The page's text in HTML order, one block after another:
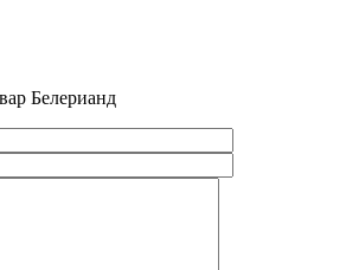
Белерианд